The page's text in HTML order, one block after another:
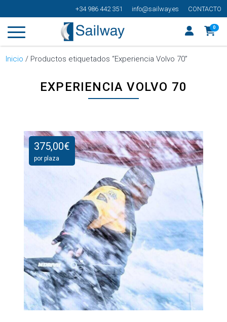
+34 986 442 351 info@sailway.es CONTACTO
0
Inicio / Productos etiquetados “Experiencia Volvo 70”
EXPERIENCIA VOLVO 70
375,00€
por plaza